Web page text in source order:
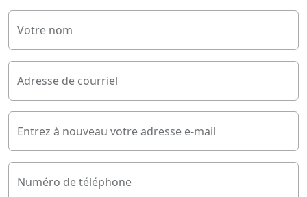
Votre nom
Adresse de courriel
Entrez à nouveau votre adresse e-mail
Numéro de téléphone